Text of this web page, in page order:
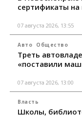
сертификаты на
07 августа 2026, 13:55
Авто Общество
Треть
«поставили
07 августа 2026, 13:00
Власть
Школы,